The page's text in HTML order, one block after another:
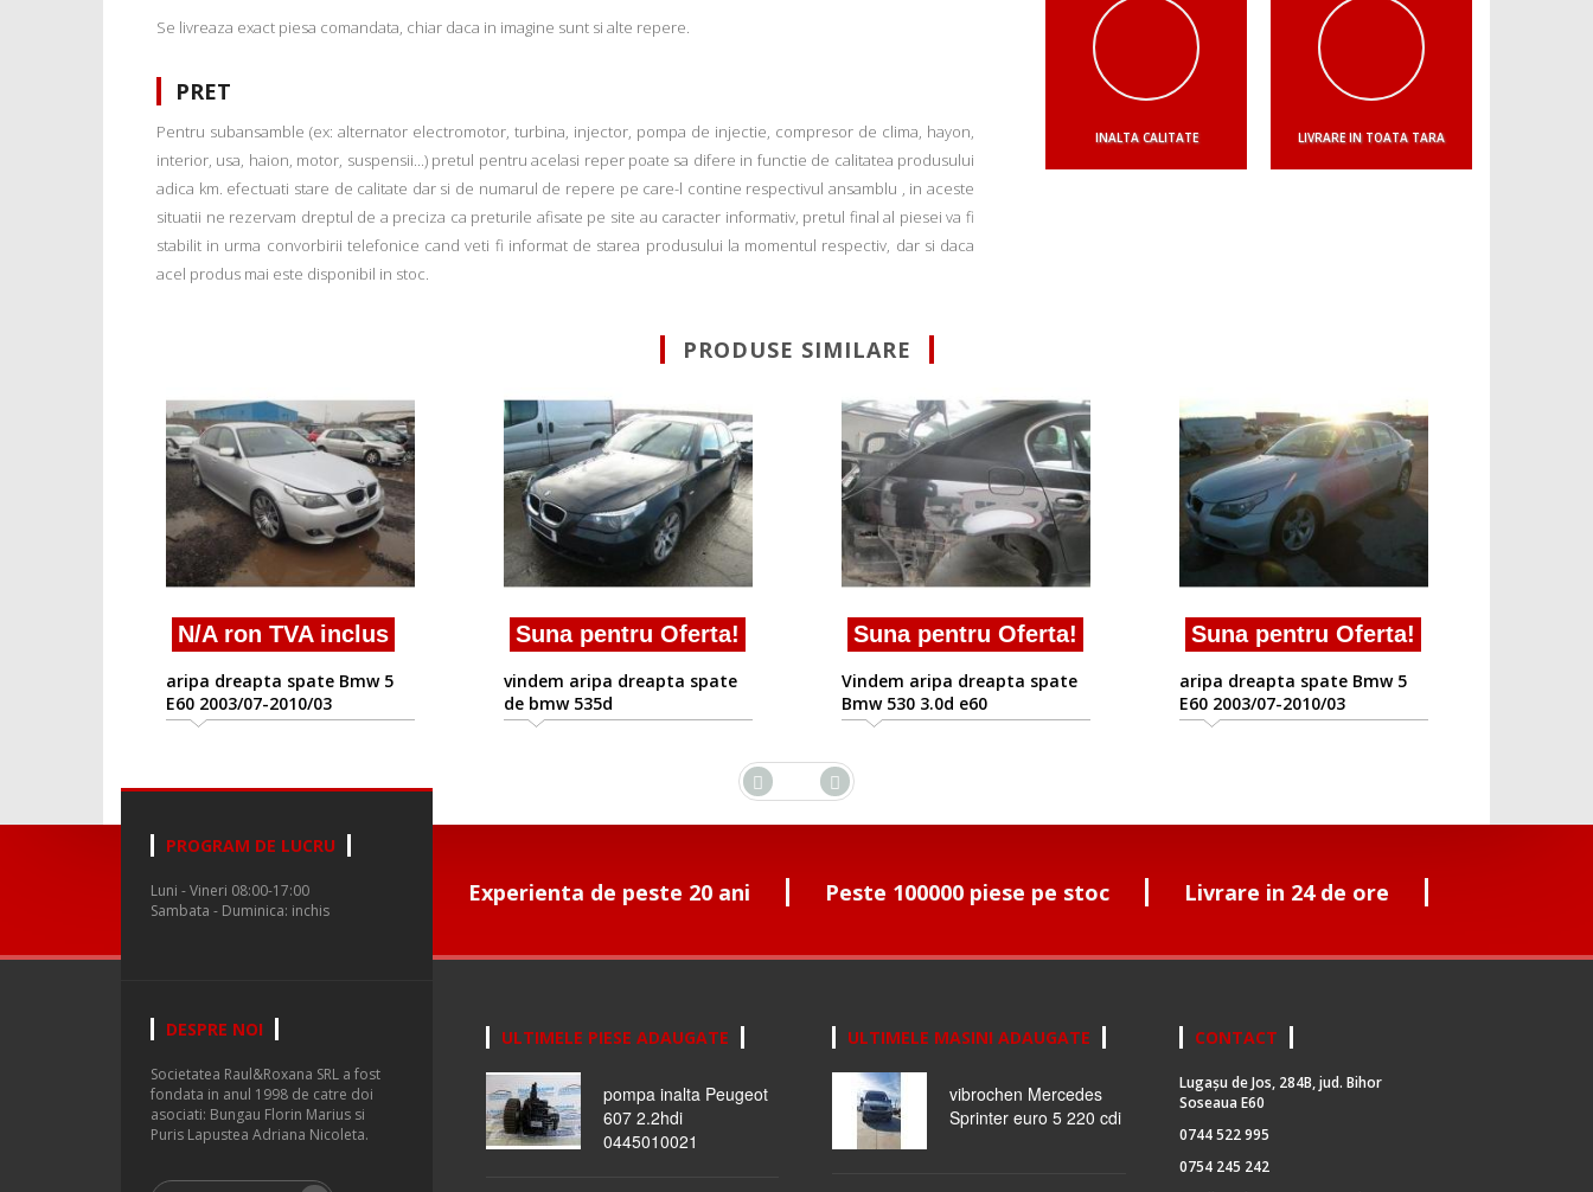
Se livreaza exact piesa comandata, chiar daca in imagine sunt si alte repere.
PRET
Pentru subansamble (ex: alternator electromotor, turbina, injector, pompa de injectie, compresor de clima, hayon,
interior, usa, haion, motor, suspensii...) pretul pentru acelasi reper poate sa difere in functie de calitatea produsului
adica km. efectuati stare de calitate dar si de numarul de repere pe care-l contine respectivul ansamblu , in aceste
situatii ne rezervam dreptul de a preciza ca preturile afisate pe site au caracter informativ, pretul final al piesei va fi
stabilit in urma convorbirii telefonice cand veti fi informat de starea produsului la momentul respectiv, dar si daca
acel produs mai este disponibil in stoc.
INALTA CALITATE LIVRARE IN TOATA TARA
PRODUSE SIMILARE
N/A ron TVA inclus
aripa dreapta spate Bmw 5
E60 2003/07-2010/03
Suna pentru Oferta!
vindem aripa dreapta spate
de bmw 535d
Suna pentru Oferta!
Vindem aripa dreapta spate
Bmw 530 3.0d e60
Suna pentru Oferta!
aripa dreapta spate Bmw 5
E60 2003/07-2010/03
Experienta de peste 20 ani Peste 100000 piese pe stoc Livrare in 24 de ore
PROGRAM DE LUCRU
Luni - Vineri 08:00-17:00
Sambata - Duminica: inchis
DESPRE NOI
Societatea Raul&Roxana SRL a fost
fondata in anul 1998 de catre doi
asociati: Bungau Florin Marius si
Puris Lapustea Adriana Nicoleta.
ULTIMELE PIESE ADAUGATE
pompa inalta Peugeot
607 2.2hdi
0445010021
ULTIMELE MASINI ADAUGATE
vibrochen Mercedes
Sprinter euro 5 220 cdi
CONTACT
Lugașu de Jos, 284B, jud. Bihor
Soseaua E60
0744 522 995
0754 245 242